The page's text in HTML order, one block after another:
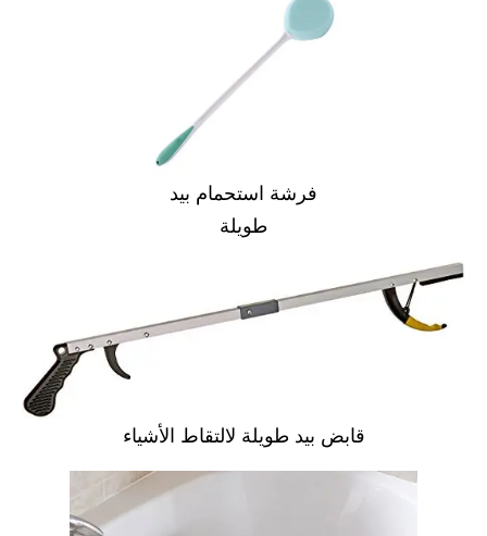
فرشة استحمام بيد
طويلة
قابض بيد طويلة لالتقاط الأشياء